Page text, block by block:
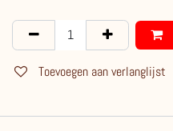
Toevoegen aan verlanglijst